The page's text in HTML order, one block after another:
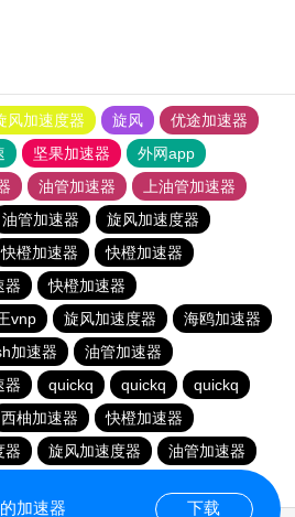
风加速度器 旋风
优途加速器
坚果加速器
外网app
油管加速器
上油管加速器
油管加速器
旋风加速度器
快橙加速器
快橙加速器
器
快橙加速器
vnp 旋风加速度器
海鸥加速器
加速器
油管加速器
器 quickq quickq
quickq
西柚加速器
快橙加速器
器 旋风加速度器
油管加速器
加速器 下载